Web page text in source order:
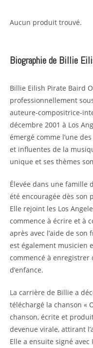
Aucun produit trouvé.
Biographie de Billie
Billie Eilish Pirate Baird
professionnellement
auteure-compositrice-
décembre 2001 à Los
émergé comme l’une
et influentes de la
unique et ses thèmes
Élevée dans une famille
été encouragée dès son
Elle rejoint les Los
commence à écrire et à
après avec l’aide de son
est également musicien
commencé à enregistrer
d’enfance.
La carrière de Billie a
téléchargé la chanson «
chanson, écrite et
devenue virale, attirant
Elle a ensuite signé